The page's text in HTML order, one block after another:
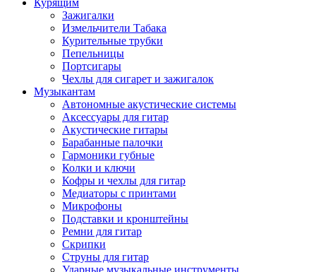
Курящим
Зажигалки
Измельчители Табака
Курительные трубки
Пепельницы
Портсигары
Чехлы для сигарет и зажигалок
Музыкантам
Автономные акустические системы
Аксессуары для гитар
Акустические гитары
Барабанные палочки
Гармоники губные
Колки и ключи
Кофры и чехлы для гитар
Медиаторы с принтами
Микрофоны
Подставки и кронштейны
Ремни для гитар
Скрипки
Струны для гитар
Ударные музыкальные инструменты